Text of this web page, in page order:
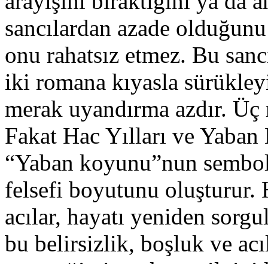
sancılardan azade
onu rahatsız etmez. Bu
iki romana kıyasla
merak uyandırma azdır.
Fakat Hac Yılları ve
“Yaban koyunu”nun
felsefi boyutunu oluşturur.
acılar, hayatı yeniden
bu belirsizlik, boşluk ve